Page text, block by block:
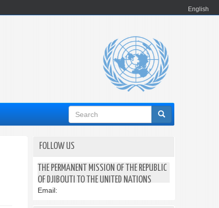
English
Search
form
FOLLOW US
THE PERMANENT MISSION OF THE REPUBLIC
OF DJIBOUTI TO THE UNITED NATIONS
Email: